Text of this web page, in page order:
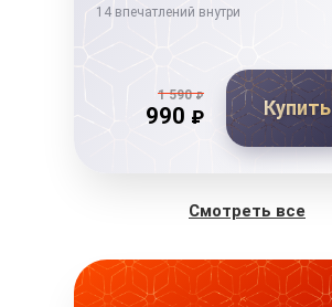
14 впечатлений внутри
1 590₽
990 ₽ Купить
Смотреть все